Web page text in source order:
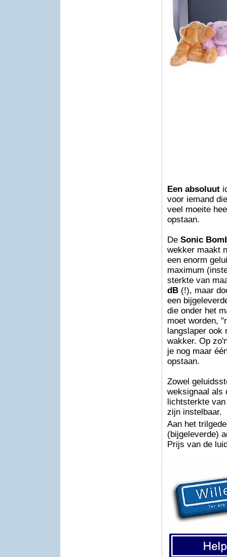
Een absoluut
voor iemand
veel moeite
opstaan.
De Sonic
wekker maakt
een enorm
maximum
sterkte van
dB(!), maar
een
die onder het
moet worden,
langslaper ook
wakker. Op
je nog maar
opstaan.
Zowel
weksignaal als
lichtsterkte
zijn instelbaar.
Aan het
(bijgeleverde)
Prijs van de